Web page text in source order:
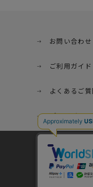
お問い合わせ
ご利用ガイド
よくあるご質
プライバシ
ご利用規約